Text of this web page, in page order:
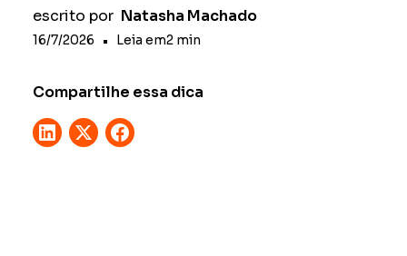
escrito por Natasha Machado
16/7/2026 • Leia em2 min
Compartilhe essa dica